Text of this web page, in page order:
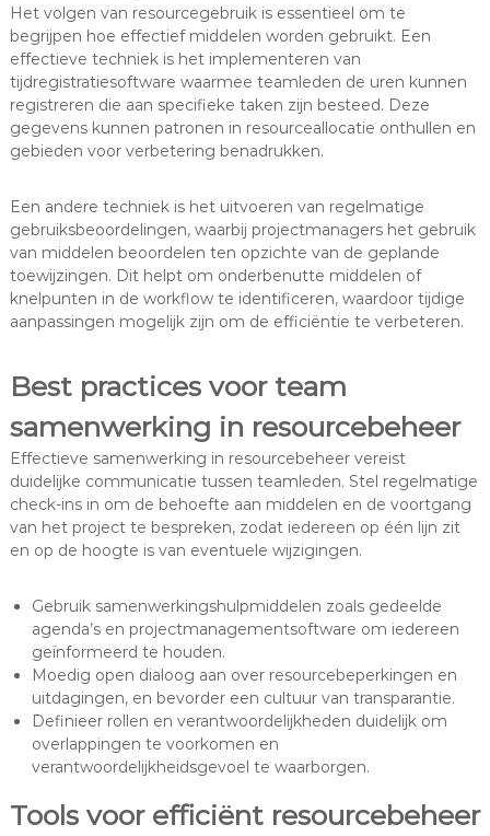
Het volgen van resourcegebruik is essentieel om te
begrijpen hoe effectief middelen worden gebruikt. Een
effectieve techniek is het implementeren van
tijdregistratiesoftware waarmee teamleden de uren kunnen
registreren die aan specifieke taken zijn besteed. Deze
gegevens kunnen patronen in resourceallocatie onthullen en
gebieden voor verbetering benadrukken.
Een andere techniek is het uitvoeren van regelmatige
gebruiksbeoordelingen, waarbij projectmanagers het gebruik
van middelen beoordelen ten opzichte van de geplande
toewijzingen. Dit helpt om onderbenutte middelen of
knelpunten in de workflow te identificeren, waardoor tijdige
aanpassingen mogelijk zijn om de efficiëntie te verbeteren.
Best practices voor team
samenwerking in resourcebeheer
Effectieve samenwerking in resourcebeheer vereist
duidelijke communicatie tussen teamleden. Stel regelmatige
check-ins in om de behoefte aan middelen en de voortgang
van het project te bespreken, zodat iedereen op één lijn zit
en op de hoogte is van eventuele wijzigingen.
Gebruik samenwerkingshulpmiddelen zoals gedeelde
agenda’s en projectmanagementsoftware om iedereen
geïnformeerd te houden.
Moedig open dialoog aan over resourcebeperkingen en
uitdagingen, en bevorder een cultuur van transparantie.
Definieer rollen en verantwoordelijkheden duidelijk om
overlappingen te voorkomen en
verantwoordelijkheidsgevoel te waarborgen.
Tools voor efficiënt resourcebeheer